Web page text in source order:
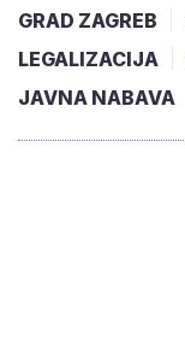
GRAD ZAGREB
LEGALIZACIJA
JAVNA NABAVA